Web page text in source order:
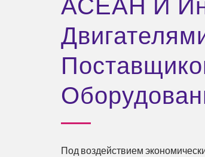
АСЕАН И
Под воздействием